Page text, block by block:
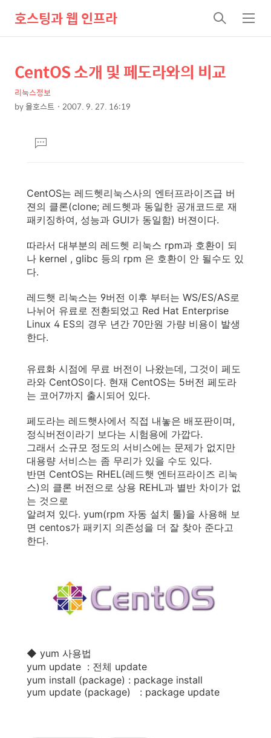
호스팅과 웹 인프라
검
색
메
뉴
상
세
컨
본
문
제
목
CentOS 소개 및 페도라와의 비교
리눅스정보
by올호스트 2007. 9. 27. 16:19
댓
글
CentOS는 레드헷리눅스사의 엔터프라이즈급 버
젼의 클론(clone; 레드헷과 동일한 공개코드로 재
패키징하여, 성능과 GUI가 동일함) 버젼이다.
따라서 대부분의 레드헷 리눅스 rpm과 호환이 되
나 kernel , glibc 등의 rpm 은 호환이 안 될수도 있
다.
레드햇 리눅스는 9버전 이후 부터는 WS/ES/AS로
나뉘어 유료로 전환되었고 Red Hat Enterprise
Linux 4 ES의 경우 년간 70만원 가량 비용이 발생
한다.
유료화 시점에 무료 버전이 나왔는데, 그것이 페도
라와 CentOS이다. 현재 CentOS는 5버전 페도라
는 코어7까지 출시되어 있다.
페도라는 레드햇사에서 직접 내놓은 배포판이며,
정식버전이라기 보다는 시험용에 가깝다.
그래서 소규모 정도의 서비스에는 문제가 없지만
대용량 서비스는 좀 무리가 있을 수도 있다.
반면 CentOS는 RHEL(레드햇 엔터프라이즈 리눅
스)의 클론 버전으로 상용 REHL과 별반 차이가 없
는 것으로
알려져 있다. yum(rpm 자동 설치 툴)을 사용해 보
면 centos가 패키지 의존성을 더 잘 찾아 준다고
한다.
◆ yum 사용법
yum update : 전체 update
yum install (package) : package install
yum update (package) : package update